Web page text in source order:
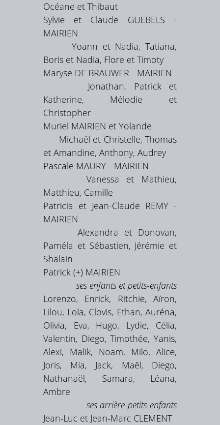
Océane et Thibaut
Sylvie et Claude GUEBELS -
MAIRIEN
Yoann et Nadia, Tatiana,
Boris et Nadia, Flore et Timoty
Maryse DE BRAUWER - MAIRIEN
Jonathan, Patrick et
Katherine, Mélodie et
Christopher
Muriel MAIRIEN et Yolande
Michaël et Christelle, Thomas
et Amandine, Anthony, Audrey
Pascale MAURY - MAIRIEN
Vanessa et Mathieu,
Matthieu, Camille
Patricia et Jean-Claude REMY -
MAIRIEN
Alexandra et Donovan,
Paméla et Sébastien, Jérémie et
Shalain
Patrick (+) MAIRIEN
ses enfants et petits-enfants
Lorenzo, Enrick, Ritchie, Aïron,
Lilou, Lola, Clovis, Ethan, Auréna,
Olivia, Eva, Hugo, Lydie, Célia,
Valentin, Diego, Timothée, Yanis,
Alexi, Malik, Noam, Milo, Alice,
Joris, Mia, Jack, Maël, Diego,
Nathanaël, Samara, Léana,
Ambre
ses arrière-petits-enfants
Jean-Luc et Jean-Marc CLEMENT